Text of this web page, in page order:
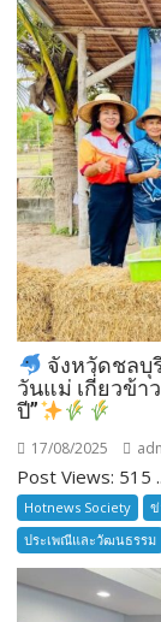
จังหวัดชลบุ
วันแม่ เกี่ยวข้า
ปี”
17/08/2025
Post Views: 515
Hotnews Society
ประเพณีและวัฒนธรรม